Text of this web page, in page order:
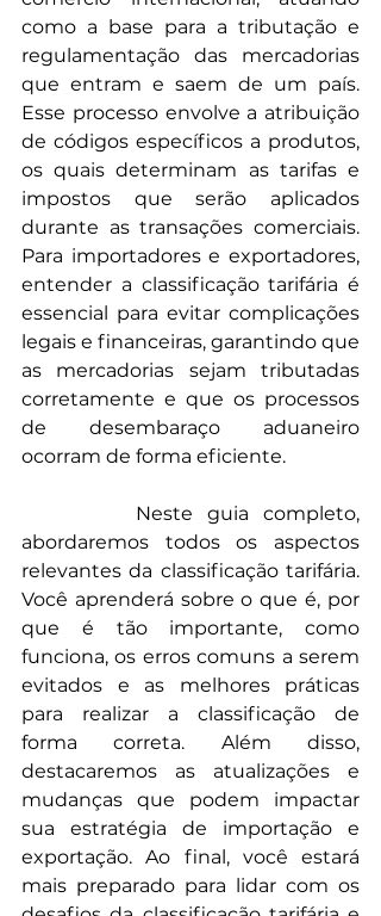
como a base para a tributação e
regulamentação das mercadorias
que entram e saem de um país.
Esse processo envolve a atribuição
de códigos específicos a produtos,
os quais determinam as tarifas e
impostos que serão aplicados
durante as transações comerciais.
Para importadores e exportadores,
entender a classificação tarifária é
essencial para evitar complicações
legais e financeiras, garantindo que
as mercadorias sejam tributadas
corretamente e que os processos
de desembaraço aduaneiro
ocorram de forma eficiente.
abordaremos todos os aspectos
relevantes da classificação tarifária.
Você aprenderá sobre o que é, por
que é tão importante, como
funciona, os erros comuns a serem
evitados e as melhores práticas
para realizar a classificação de
forma correta. Além disso,
destacaremos as atualizações e
mudanças que podem impactar
sua estratégia de importação e
exportação. Ao final, você estará
mais preparado para lidar com os